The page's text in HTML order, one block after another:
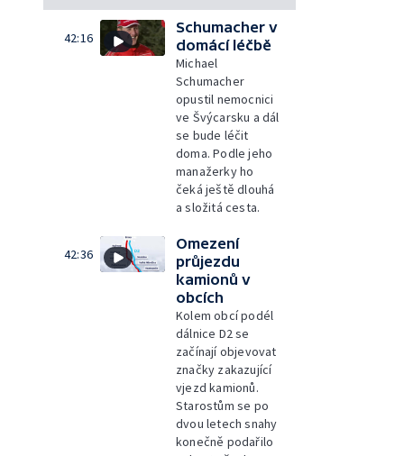
42:16
Schumacher v
domácí léčbě
Michael
Schumacher
opustil nemocnici
ve Švýcarsku a dál
se bude léčit
doma. Podle jeho
manažerky ho
čeká ještě dlouhá
a složitá cesta.
42:36
Omezení
průjezdu
kamionů v
obcích
Kolem obcí podél
dálnice D2 se
začínají objevovat
značky zakazující
vjezd kamionů.
Starostům se po
dvou letech snahy
konečně podařilo